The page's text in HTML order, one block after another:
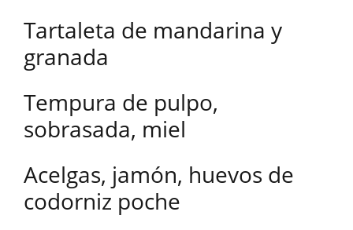
Tartaleta de mandarina y
granada
Tempura de pulpo,
sobrasada, miel
Acelgas, jamón, huevos de
codorniz poche